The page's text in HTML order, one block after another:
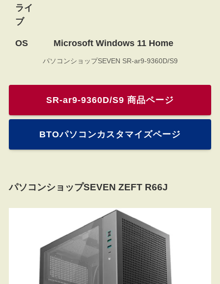
ライ
ブ
OS Microsoft Windows 11 Home
パソコンショップSEVEN SR-ar9-9360D/S9
SR-ar9-9360D/S9 商品ページ
BTOパソコンカスタマイズページ
パソコンショップSEVEN ZEFT R66J